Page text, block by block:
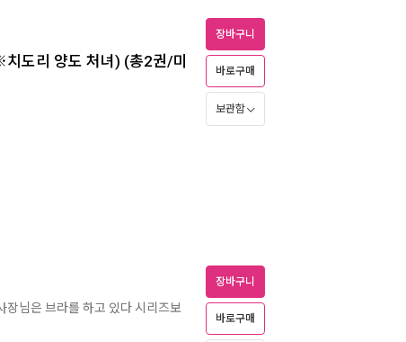
도리 양도 처녀) (총2권/미
장바구니
바로구매
보관함
장님은 브라를 하고 있다 시리즈보
장바구니
바로구매